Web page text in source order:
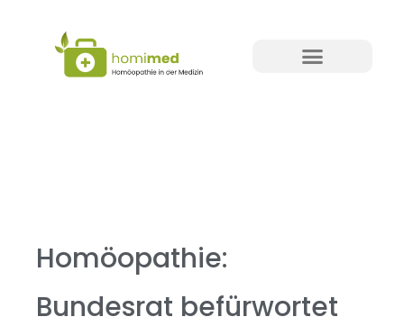
Homöopathie:
Bundesrat befürwortet